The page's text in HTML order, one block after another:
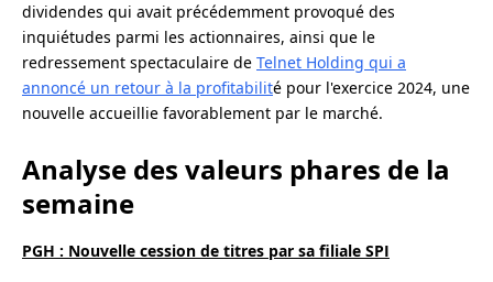
dividendes qui avait précédemment provoqué des
inquiétudes parmi les actionnaires, ainsi que le
redressement spectaculaire de Telnet Holding qui a
annoncé un retour à la profitabilité pour l'exercice 2024, une
nouvelle accueillie favorablement par le marché.
Analyse des valeurs phares de la
semaine
PGH : Nouvelle cession de titres par sa filiale SPI